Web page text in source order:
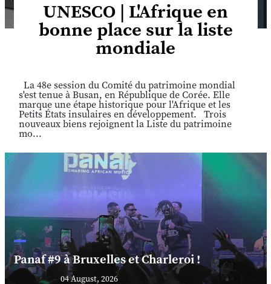
UNESCO | L'Afrique en
bonne place sur la liste
mondiale
La 48e session du Comité du patrimoine mondial
s'est tenue à Busan, en République de Corée. Elle
marque une étape historique pour l'Afrique et les
Petits États insulaires en développement. Trois
nouveaux biens rejoignent la Liste du patrimoine
mo...
Panaf #9 à Bruxelles et Charleroi !
04 August, 2026